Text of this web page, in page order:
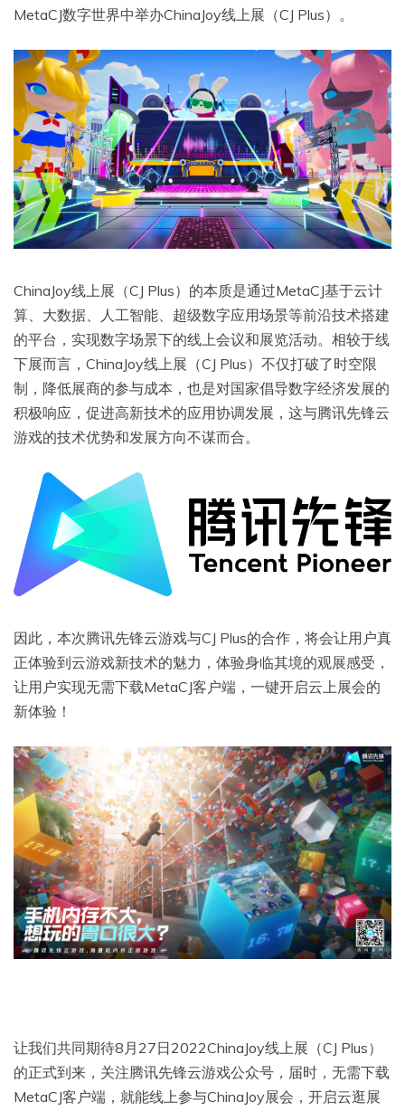
MetaCJ数字世界中举办ChinaJoy线上展（CJ Plus）。
ChinaJoy线上展（CJ Plus）的本质是通过MetaCJ基于云计
算、大数据、人工智能、超级数字应用场景等前沿技术搭建
的平台，实现数字场景下的线上会议和展览活动。相较于线
下展而言，ChinaJoy线上展（CJ Plus）不仅打破了时空限
制，降低展商的参与成本，也是对国家倡导数字经济发展的
积极响应，促进高新技术的应用协调发展，这与腾讯先锋云
游戏的技术优势和发展方向不谋而合。
因此，本次腾讯先锋云游戏与CJ Plus的合作，将会让用户真
正体验到云游戏新技术的魅力，体验身临其境的观展感受，
让用户实现无需下载MetaCJ客户端，一键开启云上展会的
新体验！
让我们共同期待8月27日2022ChinaJoy线上展（CJ Plus）
的正式到来，关注腾讯先锋云游戏公众号，届时，无需下载
MetaCJ客户端，就能线上参与ChinaJoy展会，开启云逛展